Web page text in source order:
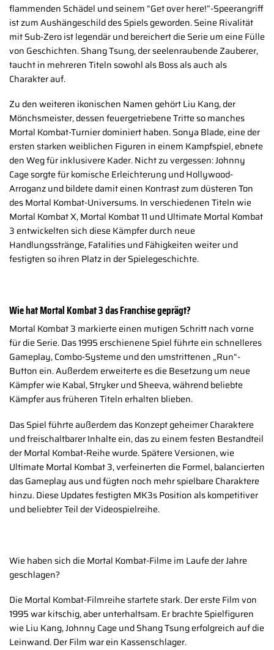
flammenden Schädel und seinem “Get over here!”-Speerangriff
ist zum Aushängeschild des Spiels geworden. Seine Rivalität
mit Sub-Zero ist legendär und bereichert die Serie um eine Fülle
von Geschichten. Shang Tsung, der seelenraubende Zauberer,
taucht in mehreren Titeln sowohl als Boss als auch als
Charakter auf.
Zu den weiteren ikonischen Namen gehört Liu Kang, der
Mönchsmeister, dessen feuergetriebene Tritte so manches
Mortal Kombat-Turnier dominiert haben. Sonya Blade, eine der
ersten starken weiblichen Figuren in einem Kampfspiel, ebnete
den Weg für inklusivere Kader. Nicht zu vergessen: Johnny
Cage sorgte für komische Erleichterung und Hollywood-
Arroganz und bildete damit einen Kontrast zum düsteren Ton
des Mortal Kombat-Universums. In verschiedenen Titeln wie
Mortal Kombat X, Mortal Kombat 11 und Ultimate Mortal Kombat
3 entwickelten sich diese Kämpfer durch neue
Handlungsstränge, Fatalities und Fähigkeiten weiter und
festigten so ihren Platz in der Spielegeschichte.
Wie hat Mortal Kombat 3 das Franchise geprägt?
Mortal Kombat 3 markierte einen mutigen Schritt nach vorne
für die Serie. Das 1995 erschienene Spiel führte ein schnelleres
Gameplay, Combo-Systeme und den umstrittenen „Run“-
Button ein. Außerdem erweiterte es die Besetzung um neue
Kämpfer wie Kabal, Stryker und Sheeva, während beliebte
Kämpfer aus früheren Titeln erhalten blieben.
Das Spiel führte außerdem das Konzept geheimer Charaktere
und freischaltbarer Inhalte ein, das zu einem festen Bestandteil
der Mortal Kombat-Reihe wurde. Spätere Versionen, wie
Ultimate Mortal Kombat 3, verfeinerten die Formel, balancierten
das Gameplay aus und fügten noch mehr spielbare Charaktere
hinzu. Diese Updates festigten MK3s Position als kompetitiver
und beliebter Teil der Videospielreihe.
Wie haben sich die Mortal Kombat-Filme im Laufe der Jahre
geschlagen?
Die Mortal Kombat-Filmreihe startete stark. Der erste Film von
1995 war kitschig, aber unterhaltsam. Er brachte Spielfiguren
wie Liu Kang, Johnny Cage und Shang Tsung erfolgreich auf die
Leinwand. Der Film war ein Kassenschlager.